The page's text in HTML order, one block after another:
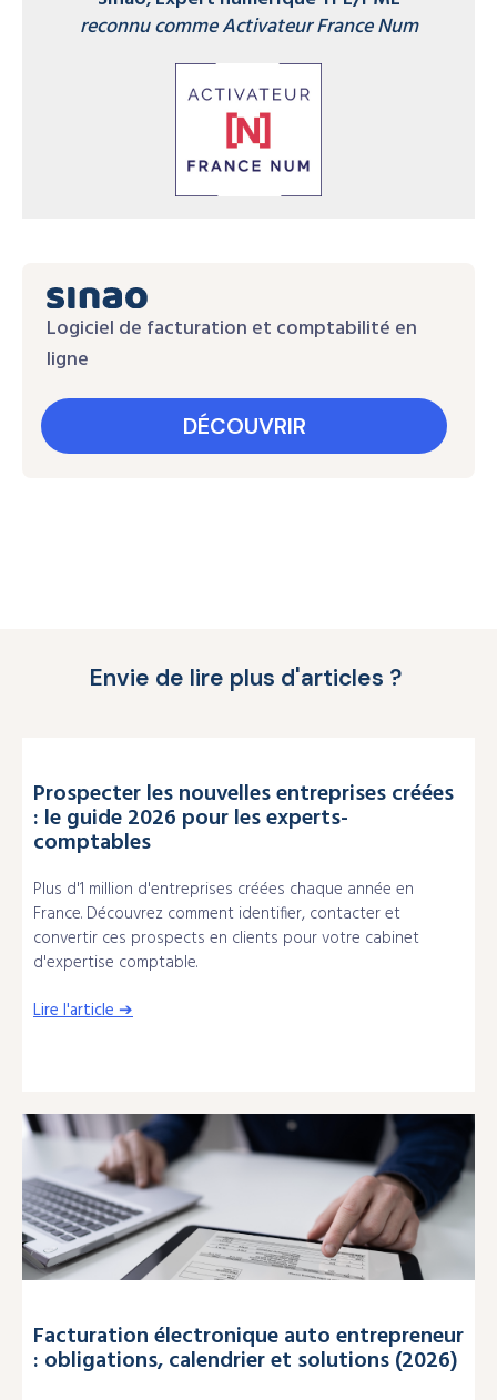
reconnu comme Activateur France Num
Logiciel de facturation et comptabilité en
ligne
DÉCOUVRIR
Envie de lire plus d'articles ?
Prospecter les nouvelles entreprises créées
: le guide 2026 pour les experts-
comptables
Plus d'1 million d'entreprises créées chaque année en
France. Découvrez comment identifier, contacter et
convertir ces prospects en clients pour votre cabinet
d'expertise comptable.
Lire l'article ➔
Facturation électronique auto entrepreneur
: obligations, calendrier et solutions (2026)